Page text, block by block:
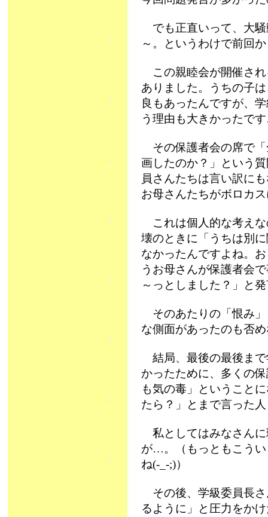
でも正直いって、大騒
～。というわけで前回
この親睦会が開催され
ありました。うちの子
良もあったんですが、
う理由も大きかったで
その保護者会の席で「
画したのか？」という
員さんたちは言い訳に
お母さんたちがボロカ
これは個人的な考えな
壊のときに「うちは別
なかったんですよね。
うお母さんが保護者会
～っとしました？」と
そのあたりの「恨み
な側面があったのも否
結局、最後の最後まで
かったために、多くの
も気の毒」ということ
たら？」とまで言った
私としてはみなさんに
が…。（もっともこう
ね(-_-;)）
その後、学級委員長さ
るように」と圧力をか